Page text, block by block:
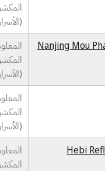
Nanjing Mou
Hebi